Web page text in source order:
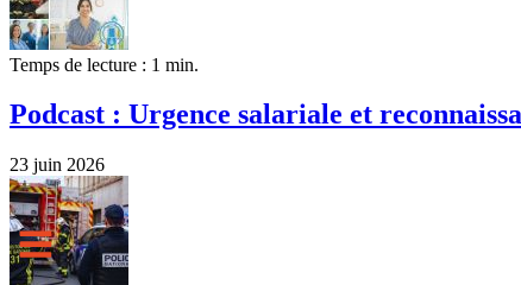
Temps de lecture : 1 min.
Podcast : Urgence salariale et
23 juin 2026